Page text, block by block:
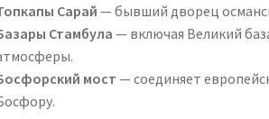
Сарай— бывший дворец
Стамбула — включая Великий
мост— соединяет